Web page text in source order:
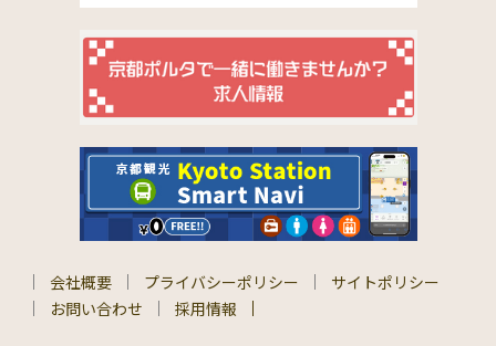
会社概要 プライバシーポリシー
サイトポリシー
お問い合わせ
採用情報